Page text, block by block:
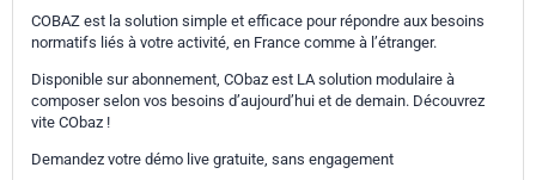
COBAZ est la solution simple et efficace pour répondre aux besoins
normatifs liés à votre activité, en France comme à l’étranger.
Disponible sur abonnement, CObaz est LA solution modulaire à
composer selon vos besoins d’aujourd’hui et de demain. Découvrez
vite CObaz !
Demandez votre démo live gratuite, sans engagement